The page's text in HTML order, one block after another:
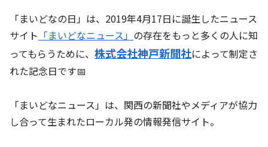
「まいどなの日」は、2019年4月17日に誕生したニュース
サイト 「まいどなニュース」 の存在をもっと多くの人に知
ってもらうために、 株式会社神戸新聞社によって制定さ
れた記念日です📅
「まいどなニュース」は、関西の新聞社やメディアが協力
し合って生まれたローカル発の情報発信サイト。